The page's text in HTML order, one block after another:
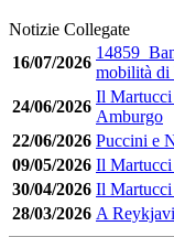
Notizie Collegate
16/07/2026
mobilità di
24/06/2026
Il Martucci
Amburgo
22/06/2026 Puccini e
09/05/2026 Il Martucci
30/04/2026 Il Martucci
28/03/2026 A